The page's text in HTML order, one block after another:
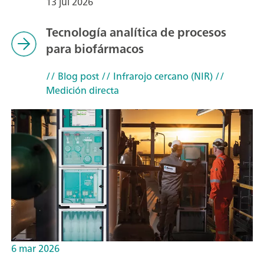
Tecnología analítica de procesos
para biofármacos
// Blog post// Infrarojo cercano (NIR)//
Medición directa
6 mar 2026